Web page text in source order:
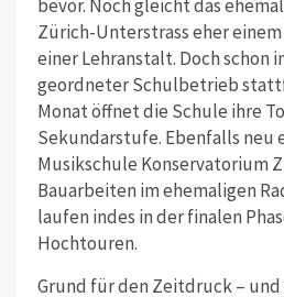
bevor. Noch gleicht das
Zürich-Unterstrass eher
einer Lehranstalt. Doch schon
geordneter Schulbetrieb
Monat öffnet die Schule ihre
Sekundarstufe. Ebenfalls neu
Musikschule Konservatorium
Bauarbeiten im ehemaligen
laufen indes in der finalen
Hochtouren.
Grund für den Zeitdruck –